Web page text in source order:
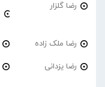
رضا گلزار
رضا ملک زاده
رضا یزدانی